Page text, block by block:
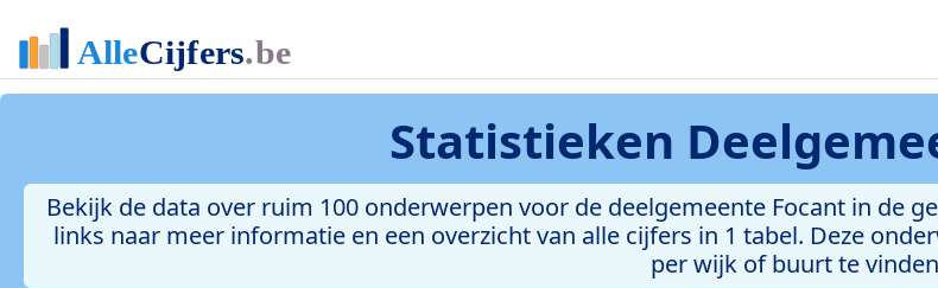
Statistieken
Bekijk de data over ruim 100 onderwerpen voor de deelgemeente Focant in de
links naar meer informatie en een overzicht van alle cijfers in 1 tabel. Deze
per wijk of buurt te